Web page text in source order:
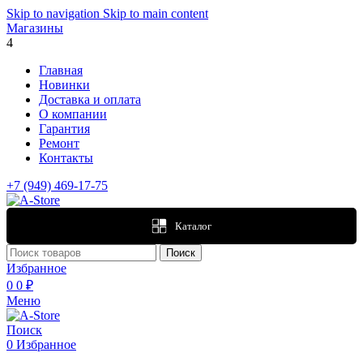
Skip to navigation Skip to main content
Магазины
4
Главная
Новинки
Доставка и оплата
О компании
Гарантия
Ремонт
Контакты
+7 (949) 469-17-75
Каталог
Поиск
Избранное
0 0 ₽
Меню
Поиск
0 Избранное